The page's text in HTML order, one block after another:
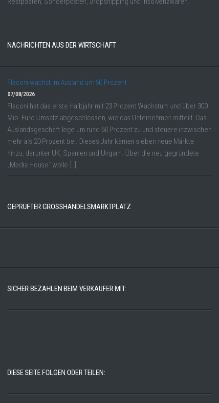
NACHRICHTEN AUS DER WIRTSCHAFT
Flaconi wächst im Ausland um 60 Prozent
07/08/2026
Flaconi hat das erste Halbjahr mit 23 Prozent Wachstum und über 300
Mio. Euro Umsatz abgeschlossen, wie das Unternehmen mitteilt. Das
Auslandsgeschäft lege um rund 60 Prozent zu und steuere inzwischen
mehr als 20 Prozent bei. Dieses Jahr kämen sieben neue Märkte
hinzu, darunter UK, Spanien und Ungarn. Über die neu gegründete
„Media House“ wolle […]
GEPRÜFTER GROSSHANDELSMARKTPLATZ
SICHER BEZAHLEN BEIM VERKÄUFER MIT:
DIESE SEITE FOLGEN ODER TEILEN: